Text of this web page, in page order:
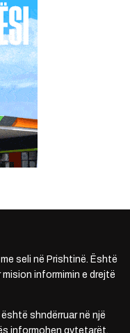
seli në Prishtinë. Është
informimin e drejtë
shndërruar në një
informohen qytetarët.